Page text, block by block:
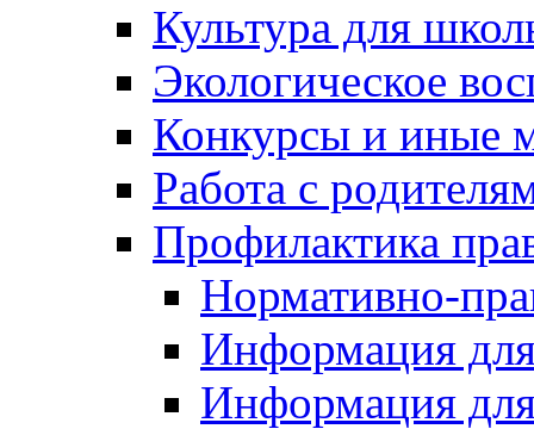
Культура для
Экологическое
Конкурсы и иные
Работа с
Профилактика
Нормативно-
Информация для
Информация